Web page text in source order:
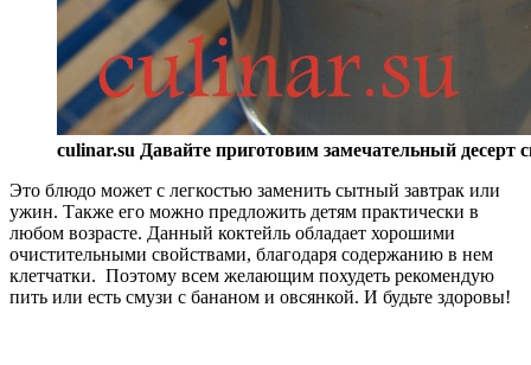
culinar.su Давайте приготовим замечательный десерт
Это блюдо может с легкостью заменить сытный завтрак или
ужин. Также его можно предложить детям практически в
любом возрасте. Данный коктейль обладает хорошими
очистительными свойствами, благодаря содержанию в нем
клетчатки. Поэтому всем желающим похудеть рекомендую
пить или есть смузи с бананом и овсянкой. И будьте здоровы!